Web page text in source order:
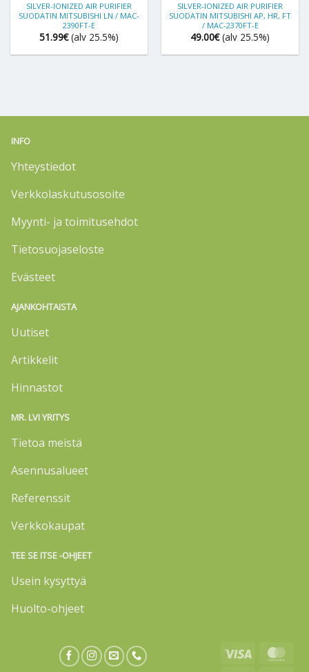
SILVER-IONIZED AIR PURIFIER
SUODATIN MITSUBISHI LN / MAC-
2390FT-E
51.99€ (alv 25.5%)
SILVER-IONIZED AIR PURIFIER
SUODATIN MITSUBISHI AP, HR, FT
/ MAC-2370FT-E
49.00€ (alv 25.5%)
INFO
Yhteystiedot
Verkkolaskutusosoite
Myynti- ja toimitusehdot
Tietosuojaseloste
Evästeet
AJANKOHTAISTA
Uutiset
Artikkelit
Hinnastot
MR. LVI YRITYS
Tietoa meistä
Asennusalueet
Referenssit
Verkkokaupat
TEE SE ITSE -OHJEET
Usein kysyttyä
Huolto-ohjeet
Visa